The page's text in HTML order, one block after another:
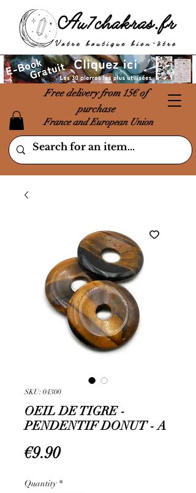
Free delivery from 15€ of
purchase
France and European Union
SKU: 04300
OEIL DE TIGRE -
PENDENTIF DONUT - A
€9.90Price
Quantity *